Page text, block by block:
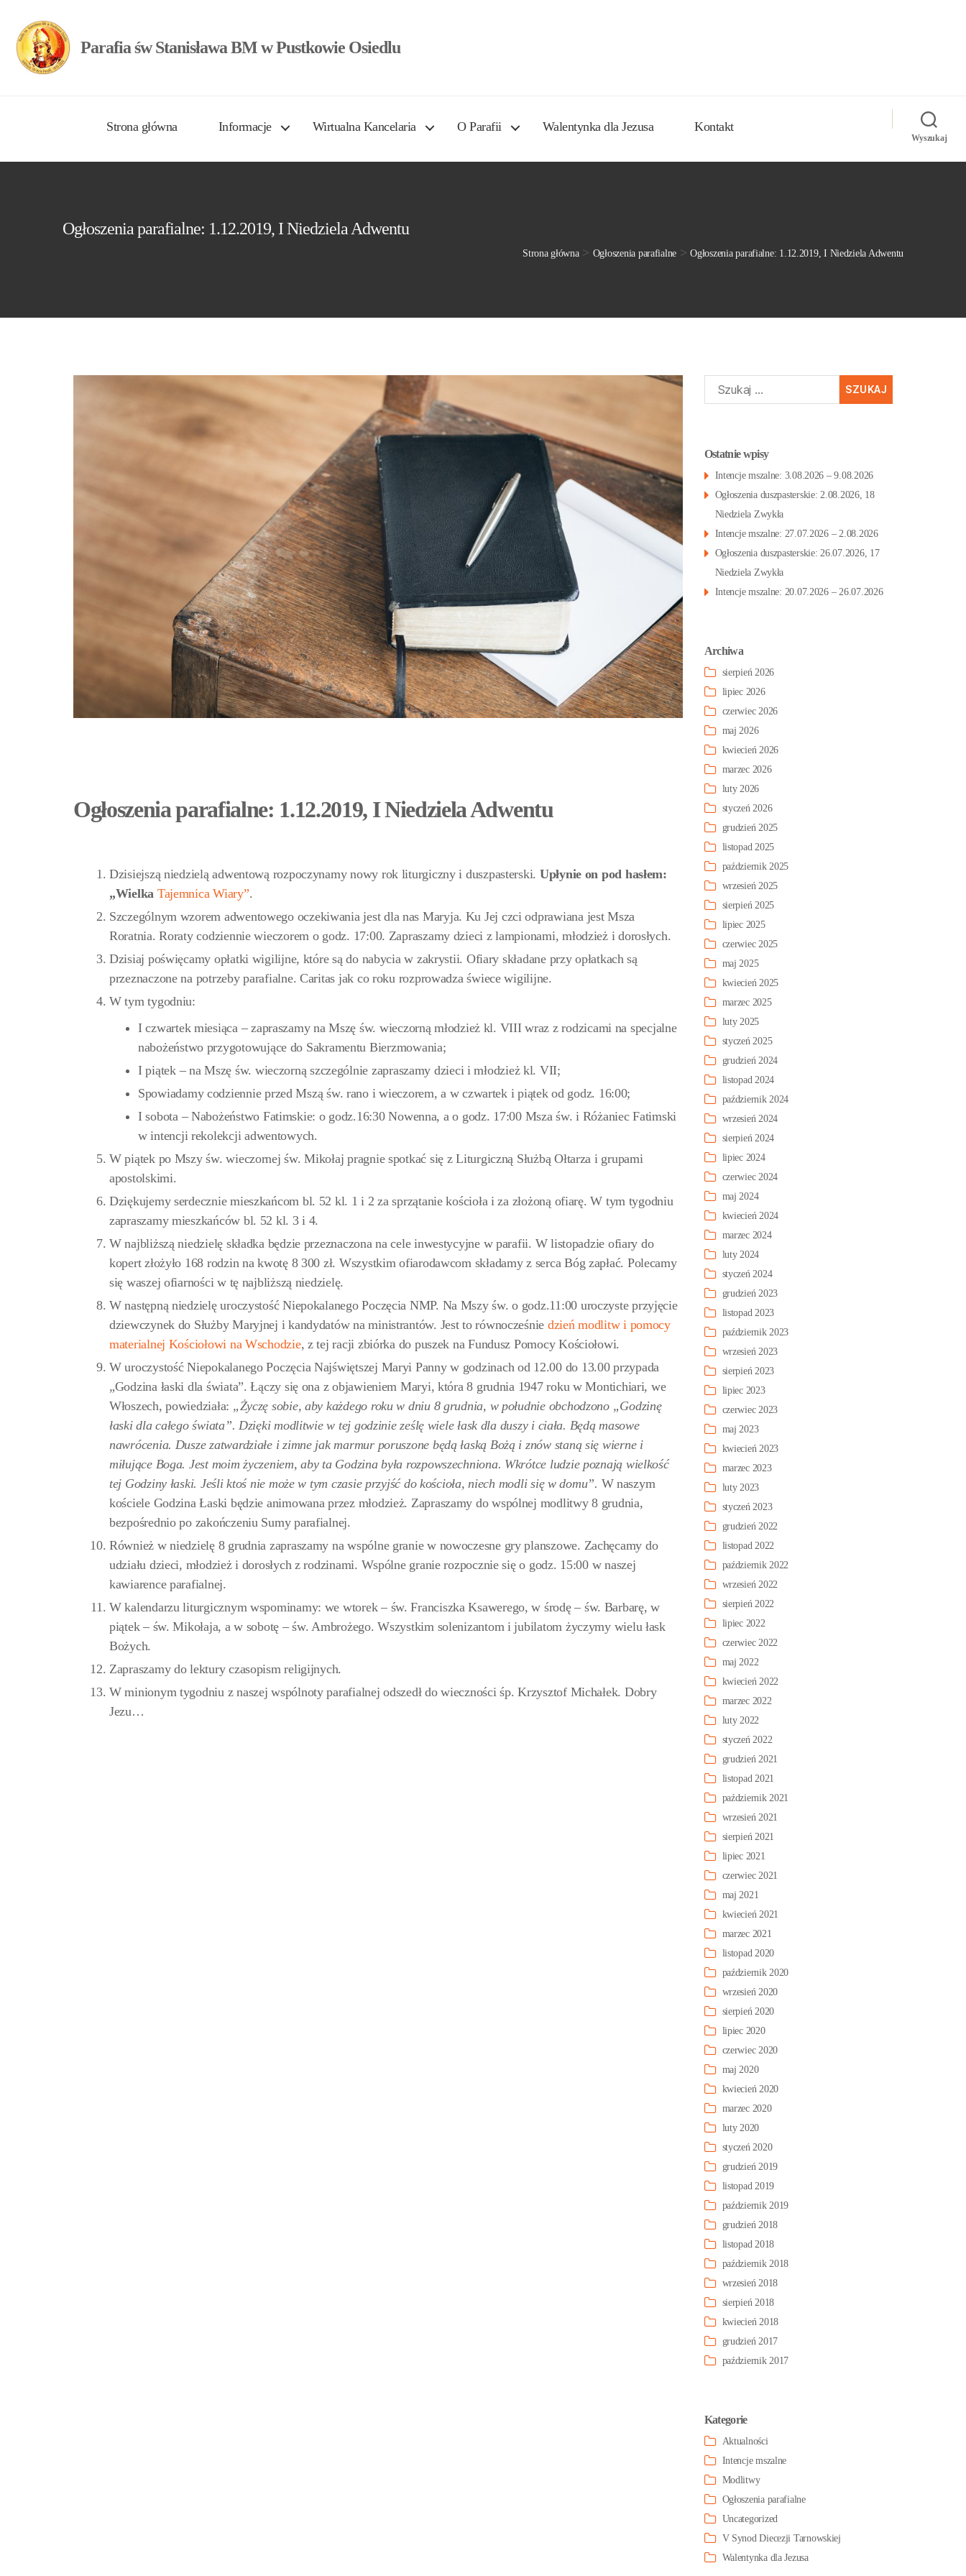
Parafia św Stanisława BM w Pustkowie Osiedlu
Strona główna Informacje Wirtualna Kancelaria O Parafii Walentynka dla Jezusa Kontakt
Wyszukaj
Ogłoszenia parafialne: 1.12.2019, I Niedziela Adwentu
Strona główna> Ogłoszenia parafialne >Ogłoszenia parafialne: 1.12.2019, I Niedziela Adwentu
Ogłoszenia parafialne: 1.12.2019, I Niedziela Adwentu
Dzisiejszą niedzielą adwentową rozpoczynamy nowy rok liturgiczny i duszpasterski. Upłynie on pod hasłem:
„Wielka Tajemnica Wiary”.
Szczególnym wzorem adwentowego oczekiwania jest dla nas Maryja. Ku Jej czci odprawiana jest Msza
Roratnia. Roraty codziennie wieczorem o godz. 17:00. Zapraszamy dzieci z lampionami, młodzież i dorosłych.
Dzisiaj poświęcamy opłatki wigilijne, które są do nabycia w zakrystii. Ofiary składane przy opłatkach są
przeznaczone na potrzeby parafialne. Caritas jak co roku rozprowadza świece wigilijne.
W tym tygodniu:
I czwartek miesiąca – zapraszamy na Mszę św. wieczorną młodzież kl. VIII wraz z rodzicami na specjalne
nabożeństwo przygotowujące do Sakramentu Bierzmowania;
I piątek – na Mszę św. wieczorną szczególnie zapraszamy dzieci i młodzież kl. VII;
Spowiadamy codziennie przed Mszą św. rano i wieczorem, a w czwartek i piątek od godz. 16:00;
I sobota – Nabożeństwo Fatimskie: o godz.16:30 Nowenna, a o godz. 17:00 Msza św. i Różaniec Fatimski
w intencji rekolekcji adwentowych.
W piątek po Mszy św. wieczornej św. Mikołaj pragnie spotkać się z Liturgiczną Służbą Ołtarza i grupami
apostolskimi.
Dziękujemy serdecznie mieszkańcom bl. 52 kl. 1 i 2 za sprzątanie kościoła i za złożoną ofiarę. W tym tygodniu
zapraszamy mieszkańców bl. 52 kl. 3 i 4.
W najbliższą niedzielę składka będzie przeznaczona na cele inwestycyjne w parafii. W listopadzie ofiary do
kopert złożyło 168 rodzin na kwotę 8 300 zł. Wszystkim ofiarodawcom składamy z serca Bóg zapłać. Polecamy
się waszej ofiarności w tę najbliższą niedzielę.
W następną niedzielę uroczystość Niepokalanego Poczęcia NMP. Na Mszy św. o godz.11:00 uroczyste przyjęcie
dziewczynek do Służby Maryjnej i kandydatów na ministrantów. Jest to równocześnie dzień modlitw i pomocy
materialnej Kościołowi na Wschodzie, z tej racji zbiórka do puszek na Fundusz Pomocy Kościołowi.
W uroczystość Niepokalanego Poczęcia Najświętszej Maryi Panny w godzinach od 12.00 do 13.00 przypada
„Godzina łaski dla świata”. Łączy się ona z objawieniem Maryi, która 8 grudnia 1947 roku w Montichiari, we
Włoszech, powiedziała: „Życzę sobie, aby każdego roku w dniu 8 grudnia, w południe obchodzono „Godzinę
łaski dla całego świata”. Dzięki modlitwie w tej godzinie ześlę wiele łask dla duszy i ciała. Będą masowe
nawrócenia. Dusze zatwardziałe i zimne jak marmur poruszone będą łaską Bożą i znów staną się wierne i
miłujące Boga. Jest moim życzeniem, aby ta Godzina była rozpowszechniona. Wkrótce ludzie poznają wielkość
tej Godziny łaski. Jeśli ktoś nie może w tym czasie przyjść do kościoła, niech modli się w domu”. W naszym
kościele Godzina Łaski będzie animowana przez młodzież. Zapraszamy do wspólnej modlitwy 8 grudnia,
bezpośrednio po zakończeniu Sumy parafialnej.
Również w niedzielę 8 grudnia zapraszamy na wspólne granie w nowoczesne gry planszowe. Zachęcamy do
udziału dzieci, młodzież i dorosłych z rodzinami. Wspólne granie rozpocznie się o godz. 15:00 w naszej
kawiarence parafialnej.
W kalendarzu liturgicznym wspominamy: we wtorek – św. Franciszka Ksawerego, w środę – św. Barbarę, w
piątek – św. Mikołaja, a w sobotę – św. Ambrożego. Wszystkim solenizantom i jubilatom życzymy wielu łask
Bożych.
Zapraszamy do lektury czasopism religijnych.
W minionym tygodniu z naszej wspólnoty parafialnej odszedł do wieczności śp. Krzysztof Michałek. Dobry
Jezu…
Szukaj:
Ostatnie wpisy
Intencje mszalne: 3.08.2026 – 9.08.2026
Ogłoszenia duszpasterskie: 2.08.2026, 18
Niedziela Zwykła
Intencje mszalne: 27.07.2026 – 2.08.2026
Ogłoszenia duszpasterskie: 26.07.2026, 17
Niedziela Zwykła
Intencje mszalne: 20.07.2026 – 26.07.2026
Archiwa
sierpień 2026
lipiec 2026
czerwiec 2026
maj 2026
kwiecień 2026
marzec 2026
luty 2026
styczeń 2026
grudzień 2025
listopad 2025
październik 2025
wrzesień 2025
sierpień 2025
lipiec 2025
czerwiec 2025
maj 2025
kwiecień 2025
marzec 2025
luty 2025
styczeń 2025
grudzień 2024
listopad 2024
październik 2024
wrzesień 2024
sierpień 2024
lipiec 2024
czerwiec 2024
maj 2024
kwiecień 2024
marzec 2024
luty 2024
styczeń 2024
grudzień 2023
listopad 2023
październik 2023
wrzesień 2023
sierpień 2023
lipiec 2023
czerwiec 2023
maj 2023
kwiecień 2023
marzec 2023
luty 2023
styczeń 2023
grudzień 2022
listopad 2022
październik 2022
wrzesień 2022
sierpień 2022
lipiec 2022
czerwiec 2022
maj 2022
kwiecień 2022
marzec 2022
luty 2022
styczeń 2022
grudzień 2021
listopad 2021
październik 2021
wrzesień 2021
sierpień 2021
lipiec 2021
czerwiec 2021
maj 2021
kwiecień 2021
marzec 2021
listopad 2020
październik 2020
wrzesień 2020
sierpień 2020
lipiec 2020
czerwiec 2020
maj 2020
kwiecień 2020
marzec 2020
luty 2020
styczeń 2020
grudzień 2019
listopad 2019
październik 2019
grudzień 2018
listopad 2018
październik 2018
wrzesień 2018
sierpień 2018
kwiecień 2018
grudzień 2017
październik 2017
Kategorie
Aktualności
Intencje mszalne
Modlitwy
Ogłoszenia parafialne
Uncategorized
V Synod Diecezji Tarnowskiej
Walentynka dla Jezusa